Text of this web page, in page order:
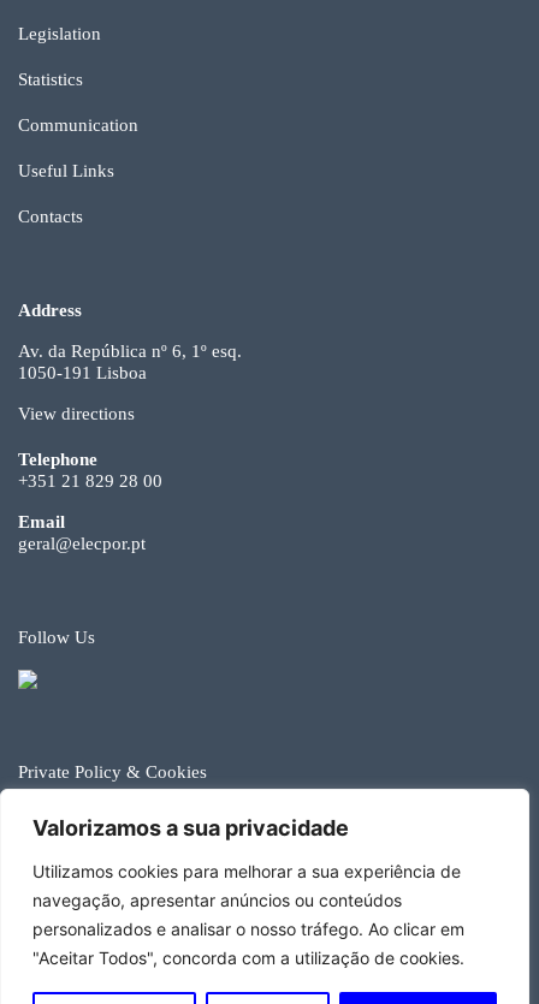
Valorizamos a sua privacidade
Utilizamos cookies para melhorar a sua experiência de
navegação, apresentar anúncios ou conteúdos
personalizados e analisar o nosso tráfego. Ao clicar em
"Aceitar Todos", concorda com a utilização de cookies.
Legislation
Statistics
Communication
Useful Links
Contacts
Address
Av. da República nº 6, 1º esq.
1050-191 Lisboa
View directions
Telephone
+351 21 829 28 00
Email
geral@elecpor.pt
Follow Us
Private Policy & Cookies
© Elecpor 2026
Developed by Happy Brands